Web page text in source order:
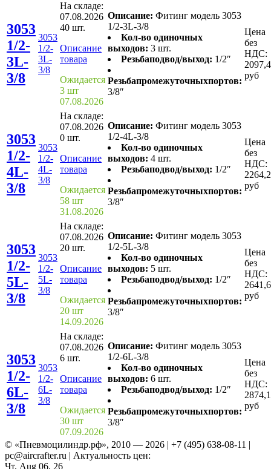
3053
1/2-
3L-
3/8
3053
1/2-
3L-
3/8
На складе:
07.08.2026
40 шт.
Описание
товара
Ожидается
3 шт
07.08.2026
Описание: Фитинг модель 3053
1/2-3L-3/8
Кол-во одиночных
выходов: 3 шт.
Резьбаподвод/выход: 1/2″
Резьбапромежуточныхпортов:
3/8″
Цена
без
НДС:
руб
3053
1/2-
4L-
3/8
3053
1/2-
4L-
3/8
На складе:
07.08.2026
0 шт.
Описание
товара
Ожидается
58 шт
31.08.2026
Описание: Фитинг модель 3053
1/2-4L-3/8
Кол-во одиночных
выходов: 4 шт.
Резьбаподвод/выход: 1/2″
Резьбапромежуточныхпортов:
3/8″
Цена
без
НДС:
руб
3053
1/2-
5L-
3/8
3053
1/2-
5L-
3/8
На складе:
07.08.2026
20 шт.
Описание
товара
Ожидается
20 шт
14.09.2026
Описание: Фитинг модель 3053
1/2-5L-3/8
Кол-во одиночных
выходов: 5 шт.
Резьбаподвод/выход: 1/2″
Резьбапромежуточныхпортов:
3/8″
Цена
без
НДС:
руб
3053
1/2-
6L-
3/8
3053
1/2-
6L-
3/8
На складе:
07.08.2026
6 шт.
Описание
товара
Ожидается
30 шт
07.09.2026
Описание: Фитинг модель 3053
1/2-6L-3/8
Кол-во одиночных
выходов: 6 шт.
Резьбаподвод/выход: 1/2″
Резьбапромежуточныхпортов:
3/8″
Цена
без
НДС:
руб
© «Пневмоцилиндр.рф», 2010 — 2026 | +7 (495) 638-08-11 |
pc@aircrafter.ru | Актуальность цен:
Чт, Aug 06, 26